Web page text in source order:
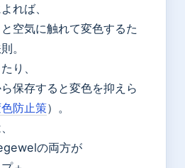
れば、
空気に触れて変色するた
。
り、
保存すると変色を抑えら
防止策）。
の両方が